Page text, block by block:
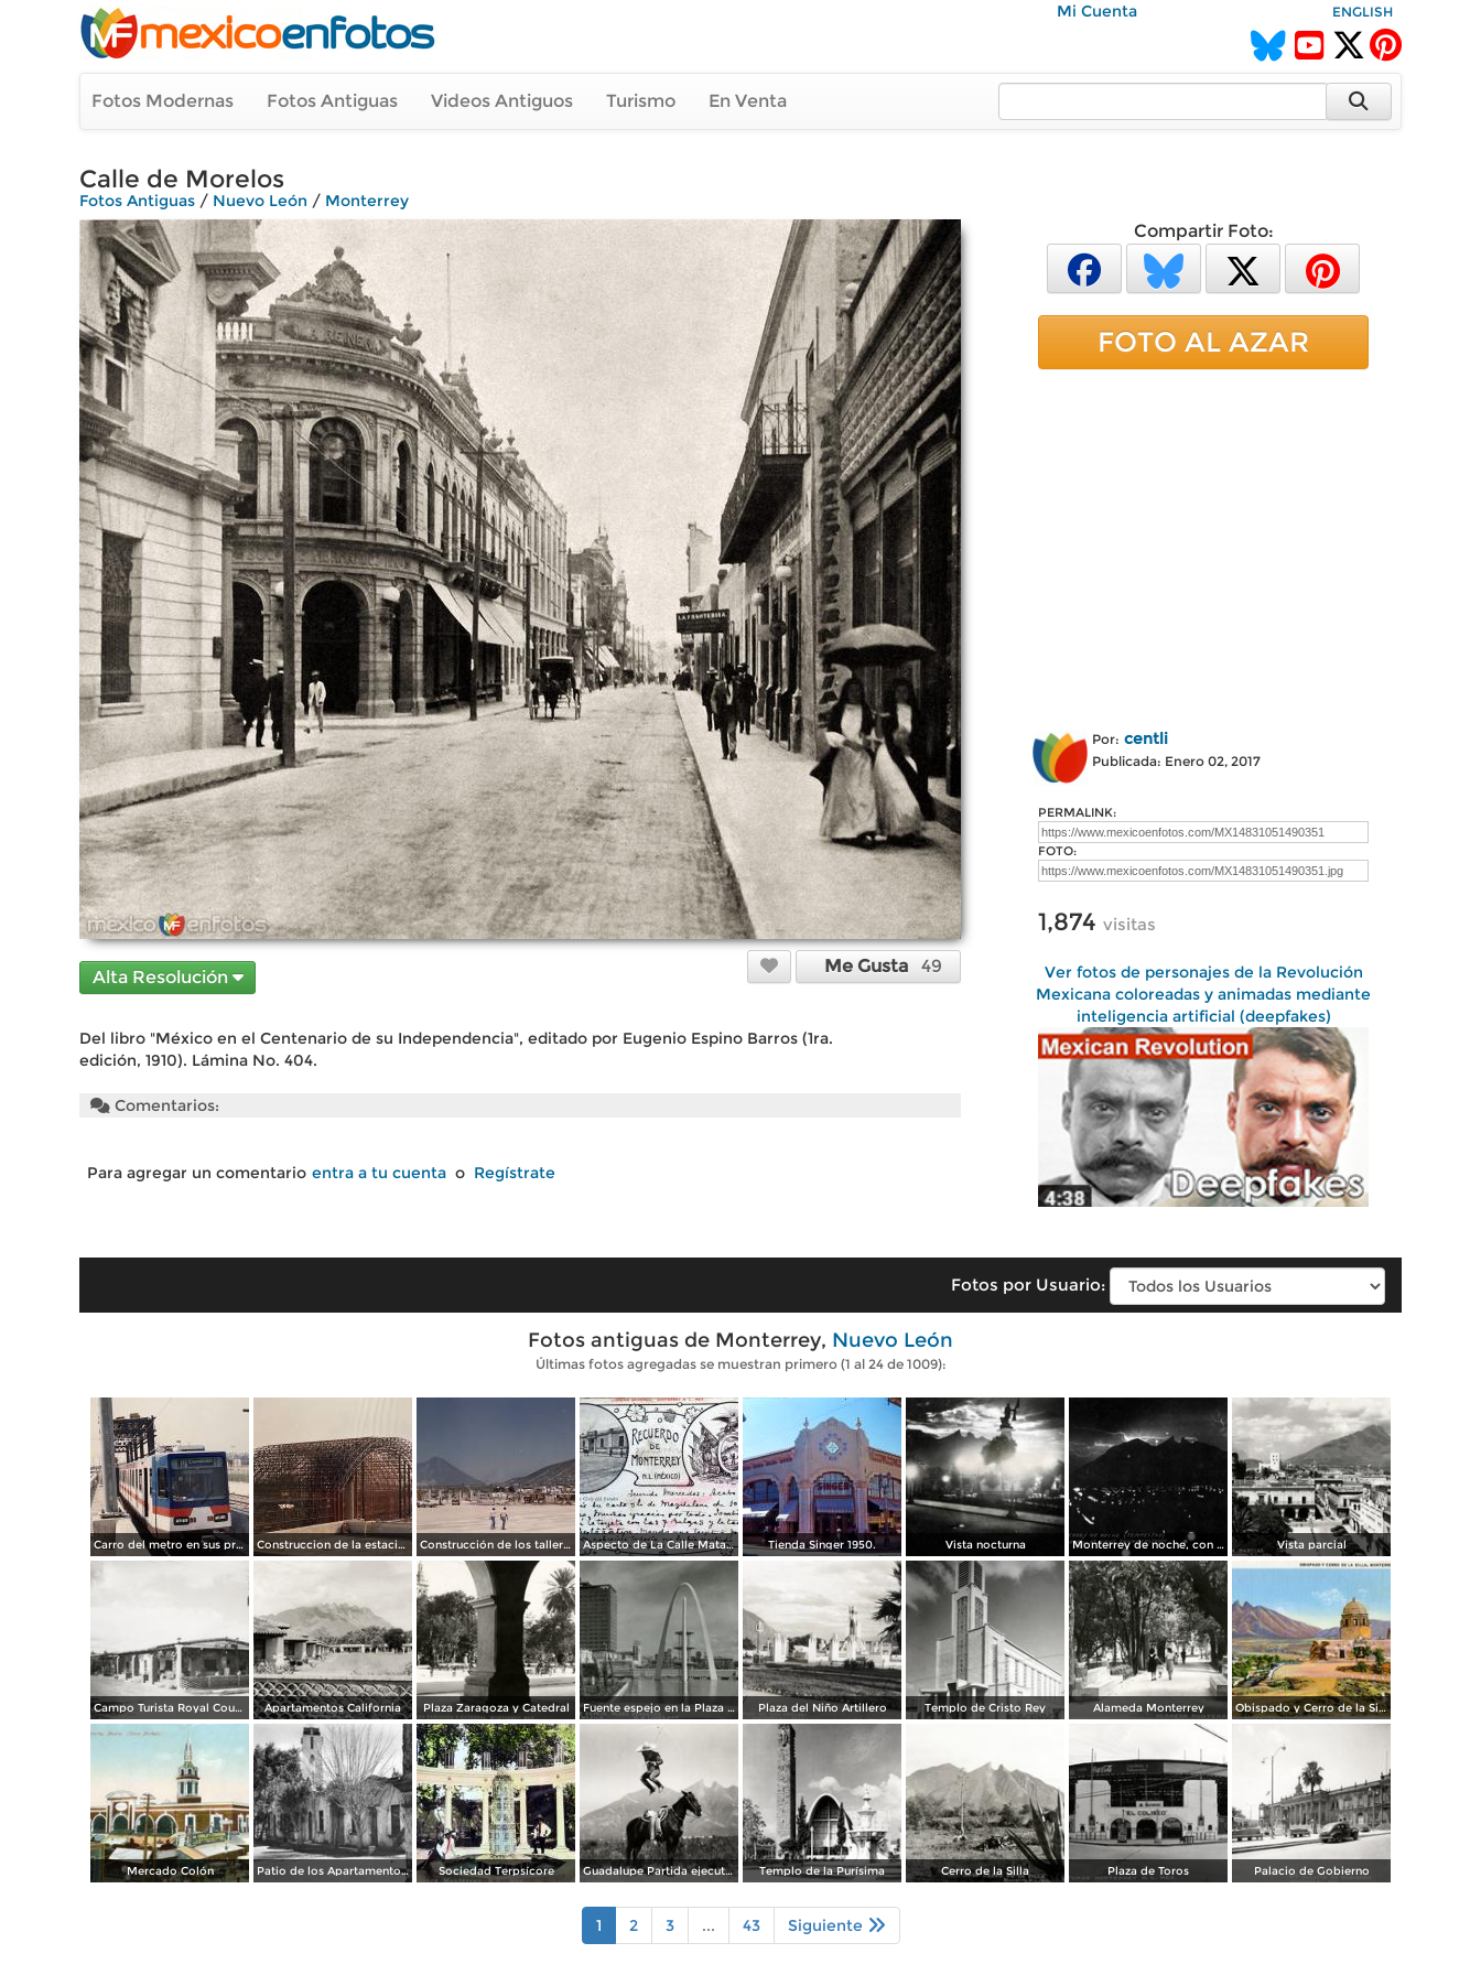
Mi Cuenta ENGLISH
Fotos Modernas Fotos Antiguas Videos Antiguos Turismo En Venta
Calle de Morelos
Fotos Antiguas / Nuevo León / Monterrey
Alta Resolución
Me Gusta 49
Del libro "México en el Centenario de su Independencia", editado por Eugenio Espino Barros (1ra.
edición, 1910). Lámina No. 404.
Comentarios:
Para agregar un comentario entra a tu cuenta o Regístrate
Compartir Foto:
FOTO AL AZAR
Por: centli
Publicada: Enero 02, 2017
PERMALINK:
FOTO:
1,874 visitas
Ver fotos de personajes de la Revolución
Mexicana coloreadas y animadas mediante
inteligencia artificial (deepfakes)
Fotos por Usuario:
Fotos antiguas de Monterrey, Nuevo León
Últimas fotos agregadas se muestran primero (1 al 24 de 1009):
Carro del metro en sus primeras pruebas durante 1990 Construccion de la estacion cuauhtemoc Construcción de los talleres del metro Aspecto de La Calle Matamoros ( Circulada el 8 de Abril de 1912 ). Tienda Singer 1950. Vista nocturna Monterrey de noche, con tempestad Vista parcial
Campo Turista Royal Courts Apartamentos California Plaza Zaragoza y Catedral Fuente espejo en la Plaza Zaragoza Plaza del Niño Artillero Templo de Cristo Rey Alameda Monterrey Obispado y Cerro de la Silla
Mercado Colón Patio de los Apartamentos Regina Sociedad Terpsícore Guadalupe Partida ejecutando una charrería con lazo Templo de la Purísima Cerro de la Silla Plaza de Toros Palacio de Gobierno
1 2 3 ... 43 Siguiente